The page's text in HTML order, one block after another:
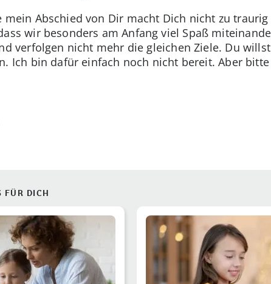
mein Abschied von Dir macht Dich nicht zu
wir besonders am Anfang viel Spaß
verfolgen nicht mehr die gleichen Ziele. Du
Ich bin dafür einfach noch nicht bereit. Aber
FÜR DICH